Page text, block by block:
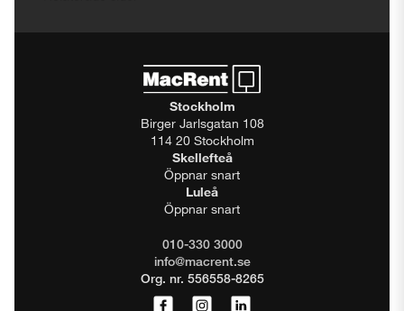
Stockholm
Birger Jarlsgatan 108
114 20 Stockholm
Skellefteå
Öppnar snart
Luleå
Öppnar snart
010-330 3000
info@macrent.se
Org. nr. 556558-8265